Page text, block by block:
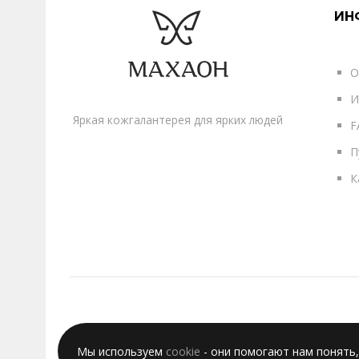
Яркая кожгалантерея для ярких людей
Мы используем cookie - они помогают нам